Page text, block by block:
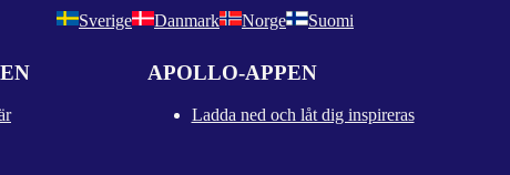
Sverige Danmark Norge Suomi
APOLLO-APPEN
Ladda ned och låt dig inspireras